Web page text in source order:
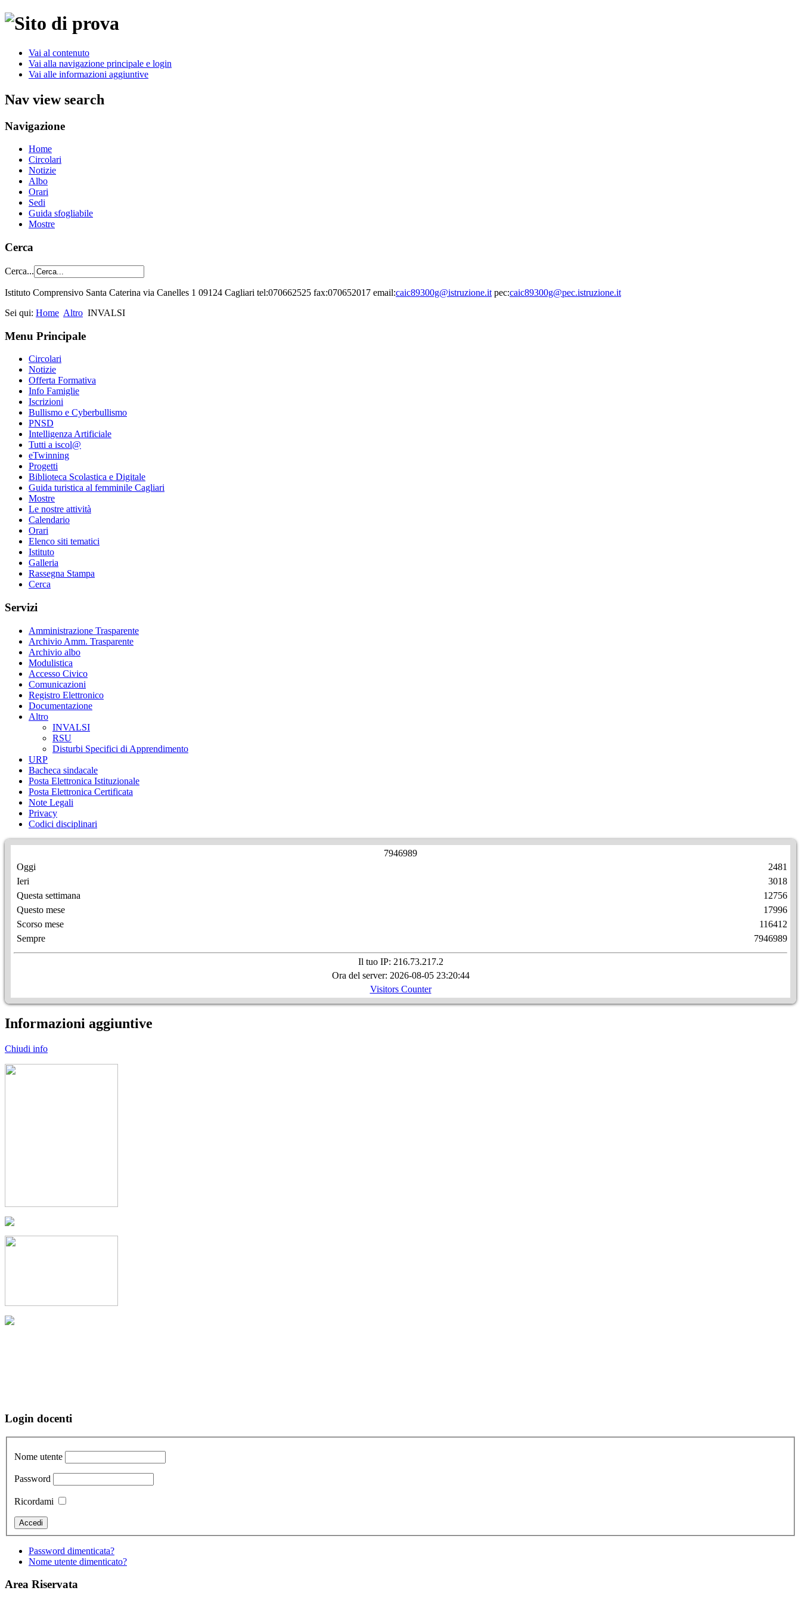
Vai al contenuto
Vai alla navigazione principale e login
Vai alle informazioni aggiuntive
Nav view search
Navigazione
Home
Circolari
Notizie
Albo
Orari
Sedi
Guida sfogliabile
Mostre
Cerca
Cerca...
Istituto Comprensivo Santa Caterina via Canelles 1 09124 Cagliari tel:070662525 fax:070652017 email:caic89300g@istruzione.it pec:caic89300g@pec.istruzione.it
Sei qui: Home Altro INVALSI
Menu Principale
Circolari
Notizie
Offerta Formativa
Info Famiglie
Iscrizioni
Bullismo e Cyberbullismo
PNSD
Intelligenza Artificiale
Tutti a iscol@
eTwinning
Progetti
Biblioteca Scolastica e Digitale
Guida turistica al femminile Cagliari
Mostre
Le nostre attività
Calendario
Orari
Elenco siti tematici
Istituto
Galleria
Rassegna Stampa
Cerca
Servizi
Amministrazione Trasparente
Archivio Amm. Trasparente
Archivio albo
Modulistica
Accesso Civico
Comunicazioni
Registro Elettronico
Documentazione
Altro
INVALSI
RSU
Disturbi Specifici di Apprendimento
URP
Bacheca sindacale
Posta Elettronica Istituzionale
Posta Elettronica Certificata
Note Legali
Privacy
Codici disciplinari
7946989
Oggi
Ieri
Questa settimana
Questo mese
Scorso mese
Sempre
2481
3018
12756
17996
116412
7946989
Il tuo IP: 216.73.217.2
Ora del server: 2026-08-05 23:20:44
Visitors Counter
Informazioni aggiuntive
Chiudi info
Login docenti
Nome utente
Password
Ricordami
Password dimenticata?
Nome utente dimenticato?
Area Riservata